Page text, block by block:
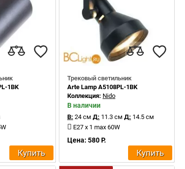
1BK
Купить
Трековый светильник
Arte Lamp A5108PL-1BK
Коллекция: Nido
В наличии
В: 24 см Д: 11.3 см Д: 14.5 см
E27 x 1 max 60W
Цена: 580 Р.
Купить